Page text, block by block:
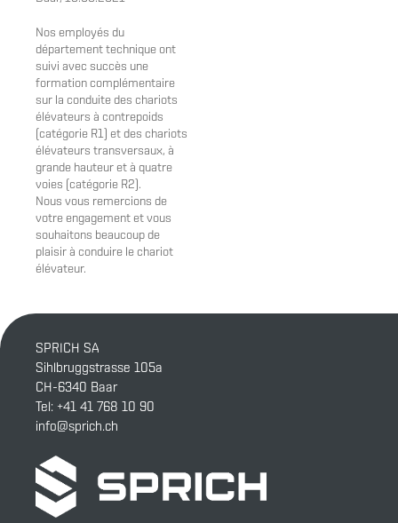
Nos employés du
département technique ont
suivi avec succès une
formation complémentaire
sur la conduite des chariots
élévateurs à contrepoids
(catégorie R1) et des chariots
élévateurs transversaux, à
grande hauteur et à quatre
voies (catégorie R2).
Nous vous remercions de
votre engagement et vous
souhaitons beaucoup de
plaisir à conduire le chariot
élévateur.
SPRICH SA
Sihlbruggstrasse 105a
CH-6340 Baar
Tel: +41 41 768 10 90
info@sprich.ch